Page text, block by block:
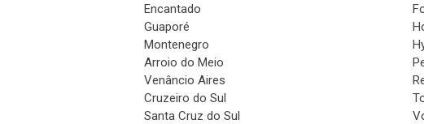
Encantado
Guaporé
Montenegro
Arroio do Meio
Venâncio Aires
Cruzeiro do Sul
Santa Cruz do Sul